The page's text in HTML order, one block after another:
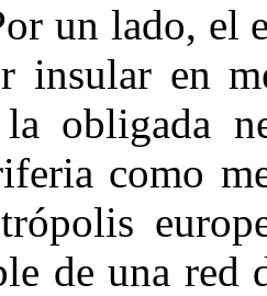
un lado, el
insular en
la obligada
como
de una red